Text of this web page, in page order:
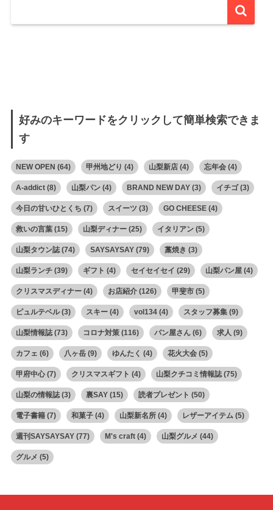
好みのキーワードをクリックして簡単検索できま
す
NEW OPEN (64) 甲州地どり (4) 山梨新店(4) 忘年会(4)
A-addict(8) 山梨パン(4) BRAND NEW DAY(3) イチゴ(3)
今日の甘いひとくち (7) スイーツ (3) GO CHEESE(4)
救いの言葉(15) 山梨ディナー(25) イタリアン(5)
山梨タウン誌(74) SAYSAYSAY(79) 藁焼き (3)
山梨ランチ(39) ギフト (4) セイセイセイ (29) 山梨パン屋(4)
クリスマスディナー(4) お店紹介(126) 甲斐市(5)
ピュルテベル(3) スキー(4) vol134(4) スタッフ募集(9)
山梨情報誌(73) コロナ対策(116) パン屋さん(6) 求人 (9)
カフェ (6) 八ヶ岳(9) ゆんたく (4) 花火大会(5)
甲府中心(7) クリスマスギフト (4) 山梨クチコミ情報誌(75)
山梨の情報誌(3) 裏SAY(15) 読者プレゼント (50)
電子書籍(7) 和菓子(4) 山梨新名所(4) レザーアイテム(5)
週刊SAYSAYSAY(77) M's craft(4) 山梨グルメ (44)
グルメ (5)